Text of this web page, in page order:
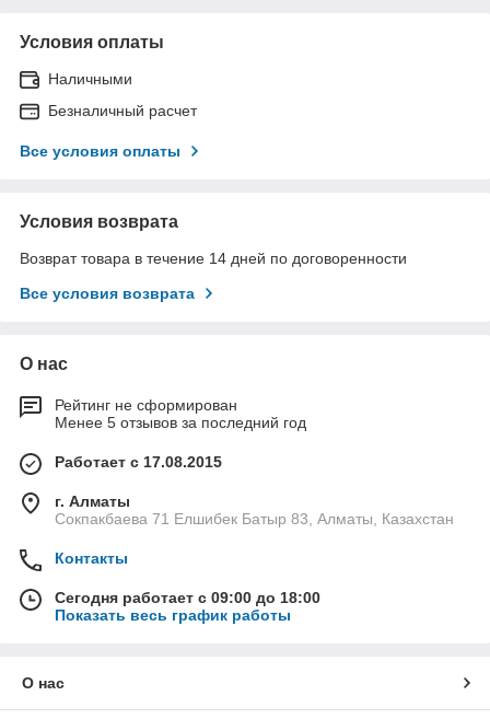
Условия оплаты
Наличными
Безналичный расчет
Все условия оплаты
Условия возврата
Возврат товара в течение 14 дней по договоренности
Все условия возврата
О нас
Рейтинг не сформирован
Менее 5 отзывов за последний год
Работает с 17.08.2015
г. Алматы
Сокпакбаева 71 Елшибек Батыр 83, Алматы, Казахстан
Контакты
Сегодня работает с 09:00 до 18:00
Показать весь график работы
О нас